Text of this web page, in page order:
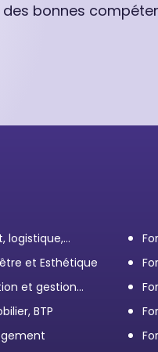
des bonnes
logistique,
et Esthétique
et gestion
Élus
BTP